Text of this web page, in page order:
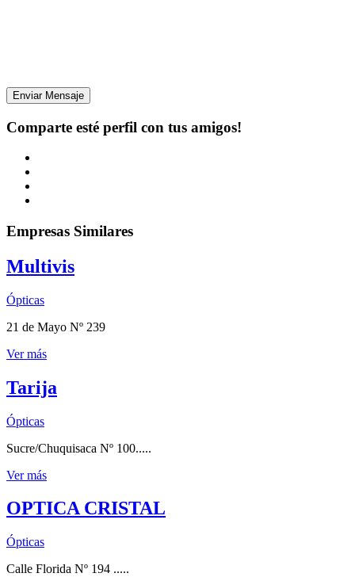
Enviar Mensaje
Comparte esté perfil con tus amigos!
Empresas Similares
Multivis
Ópticas
21 de Mayo Nº 239
Ver más
Tarija
Ópticas
Sucre/Chuquisaca Nº 100.....
Ver más
OPTICA CRISTAL
Ópticas
Calle Florida Nº 194 .....